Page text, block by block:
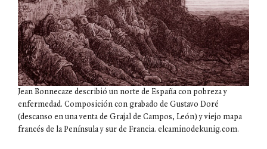
Jean Bonnecaze describió un norte de España con pobreza y
enfermedad. Composición con grabado de Gustavo Doré
(descanso en una venta de Grajal de Campos, León) y viejo mapa
francés de la Península y sur de Francia. elcaminodekunig.com.